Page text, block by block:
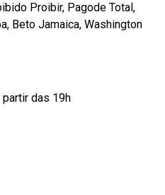
Proibir, Pagode Total,
Beto Jamaica, Washington
das 19h